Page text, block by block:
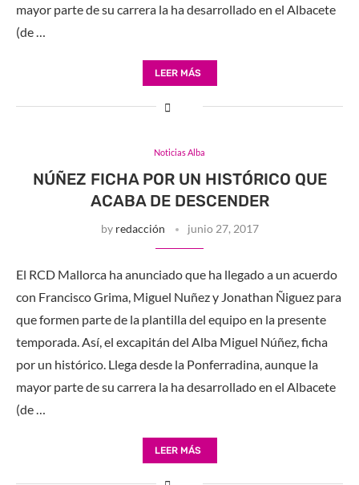
mayor parte de su carrera la ha desarrollado en el Albacete
(de …
LEER MÁS
Noticias Alba
NÚÑEZ FICHA POR UN HISTÓRICO QUE
ACABA DE DESCENDER
by redacción junio 27, 2017
El RCD Mallorca ha anunciado que ha llegado a un acuerdo
con Francisco Grima, Miguel Nuñez y Jonathan Ñiguez para
que formen parte de la plantilla del equipo en la presente
temporada. Así, el excapitán del Alba Miguel Núñez, ficha
por un histórico. Llega desde la Ponferradina, aunque la
mayor parte de su carrera la ha desarrollado en el Albacete
(de …
LEER MÁS